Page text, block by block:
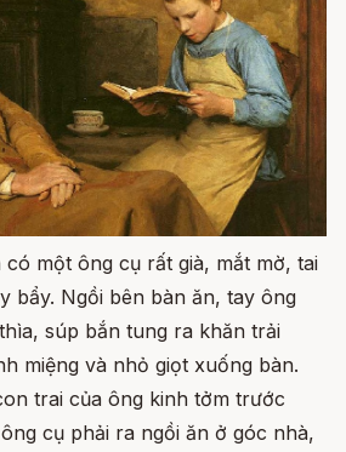
một ông cụ rất già, mắt mờ, tai
bẩy. Ngồi bên bàn ăn, tay ông
súp bắn tung ra khăn trải
miệng và nhỏ giọt xuống bàn.
trai của ông kinh tởm trước
cụ phải ra ngồi ăn ở góc nhà,